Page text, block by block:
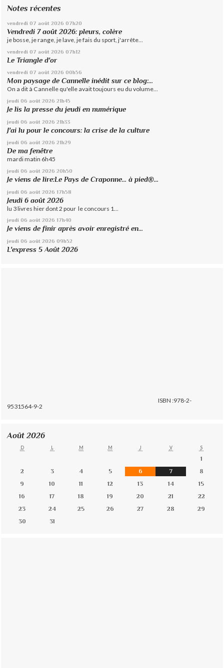
Notes récentes
vendredi 07 août 2026 07h20
Vendredi 7 août 2026: pleurs, colère
je bosse, je range, je lave, je fais du sport, j'arrête...
vendredi 07 août 2026 07h12
Le Triangle d'or
vendredi 07 août 2026 00h56
Mon paysage de Cannelle inédit sur ce blog:...
On a dit à Cannelle qu'elle avait toujours eu du volume...
jeudi 06 août 2026 21h45
Je lis la presse du jeudi en numérique
jeudi 06 août 2026 21h33
J'ai lu pour le concours: la crise de la culture
jeudi 06 août 2026 21h29
De ma fenêtre
mardi matin 6h45
jeudi 06 août 2026 20h50
Je viens de lire:Le Pays de Craponne... à pied®...
jeudi 06 août 2026 17h58
Jeudi 6 août 2026
lu 3 livres hier dont 2 pour le concours 1...
jeudi 06 août 2026 17h40
Je viens de finir après avoir enregistré en...
jeudi 06 août 2026 09h52
L'express 5 Août 2026
ISBN :978-2-
9531564-9-2
Août 2026
D L M M J V S
1
2
3 4 5 6 7
8
9
10 11 12 13 14
15
16
17 18 19 20 21
22
23
24 25 26 27 28
29
30
31